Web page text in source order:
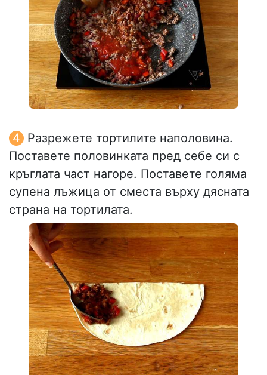
Разрежете тортилите наполовина.
Поставете половинката пред себе си с
кръглата част нагоре. Поставете голяма
супена лъжица от сместа върху дясната
страна на тортилата.